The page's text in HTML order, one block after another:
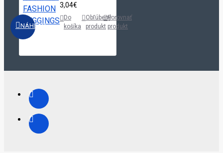
NÁHĽAD
3,04€
Do
košíka
Obľúbený
produkt
Porovnať
produkt